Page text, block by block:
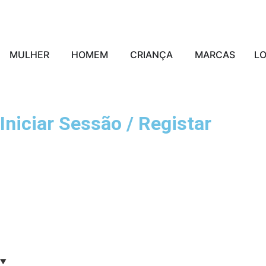
MULHER HOMEM CRIANÇA MARCAS
Iniciar Sessão / Registar